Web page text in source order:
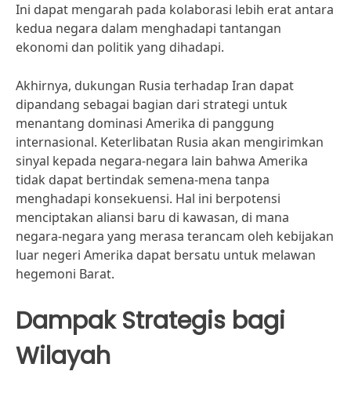
Ini dapat mengarah pada kolaborasi lebih erat antara
kedua negara dalam menghadapi tantangan
ekonomi dan politik yang dihadapi.
Akhirnya, dukungan Rusia terhadap Iran dapat
dipandang sebagai bagian dari strategi untuk
menantang dominasi Amerika di panggung
internasional. Keterlibatan Rusia akan mengirimkan
sinyal kepada negara-negara lain bahwa Amerika
tidak dapat bertindak semena-mena tanpa
menghadapi konsekuensi. Hal ini berpotensi
menciptakan aliansi baru di kawasan, di mana
negara-negara yang merasa terancam oleh kebijakan
luar negeri Amerika dapat bersatu untuk melawan
hegemoni Barat.
Dampak Strategis bagi
Wilayah